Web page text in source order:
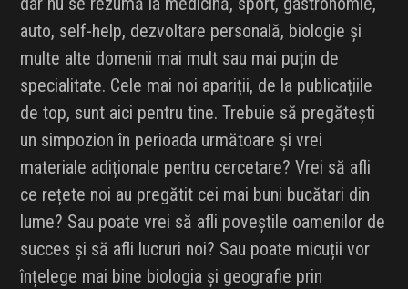
auto, self-help, dezvoltare personală, biologie și
multe alte domenii mai mult sau mai puțin de
specialitate. Cele mai noi apariții, de la publicațiile
de top, sunt aici pentru tine. Trebuie să pregătești
un simpozion în perioada următoare și vrei
materiale adiționale pentru cercetare? Vrei să afli
ce rețete noi au pregătit cei mai buni bucătari din
lume? Sau poate vrei să afli poveștile oamenilor de
succes și să afli lucruri noi? Sau poate micuții vor
înțelege mai bine biologia și geografie prin